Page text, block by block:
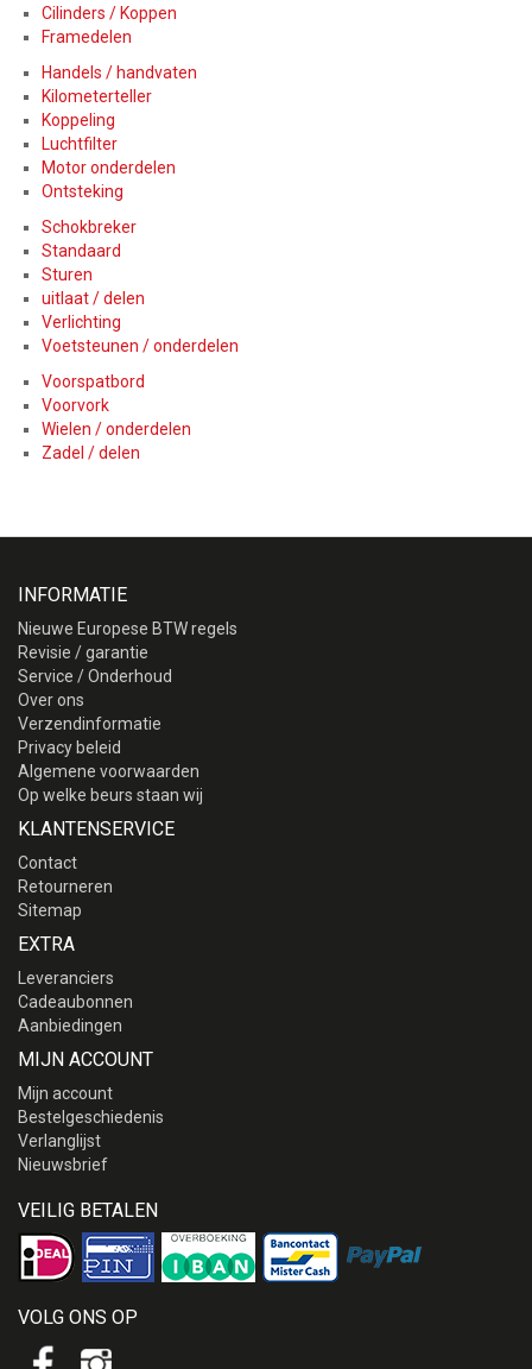
Cilinders / Koppen
Framedelen
Handels / handvaten
Kilometerteller
Koppeling
Luchtfilter
Motor onderdelen
Ontsteking
Schokbreker
Standaard
Sturen
uitlaat / delen
Verlichting
Voetsteunen / onderdelen
Voorspatbord
Voorvork
Wielen / onderdelen
Zadel / delen
INFORMATIE
Nieuwe Europese BTW regels
Revisie / garantie
Service / Onderhoud
Over ons
Verzendinformatie
Privacy beleid
Algemene voorwaarden
Op welke beurs staan wij
KLANTENSERVICE
Contact
Retourneren
Sitemap
EXTRA
Leveranciers
Cadeaubonnen
Aanbiedingen
MIJN ACCOUNT
Mijn account
Bestelgeschiedenis
Verlanglijst
Nieuwsbrief
VEILIG BETALEN
VOLG ONS OP